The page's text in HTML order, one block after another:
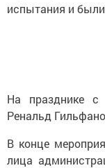
испытания и
На празднике с
Ренальд
В конце
лица